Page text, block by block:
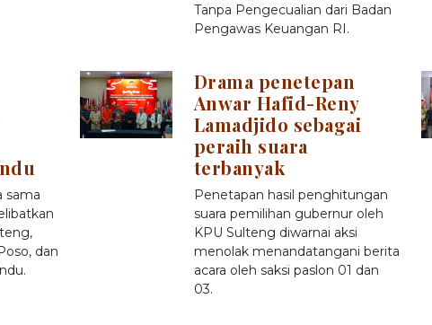
Tanpa Pengecualian dari Badan
Pengawas Keuangan RI.
sama
dan
Drama penetepan
Anwar Hafid-Reny
Lamadjido sebagai
peraih suara
terbanyak
Penetapan hasil penghitungan
suara pemilihan gubernur oleh
KPU Sulteng diwarnai aksi
menolak menandatangani berita
acara oleh saksi paslon 01 dan
03.